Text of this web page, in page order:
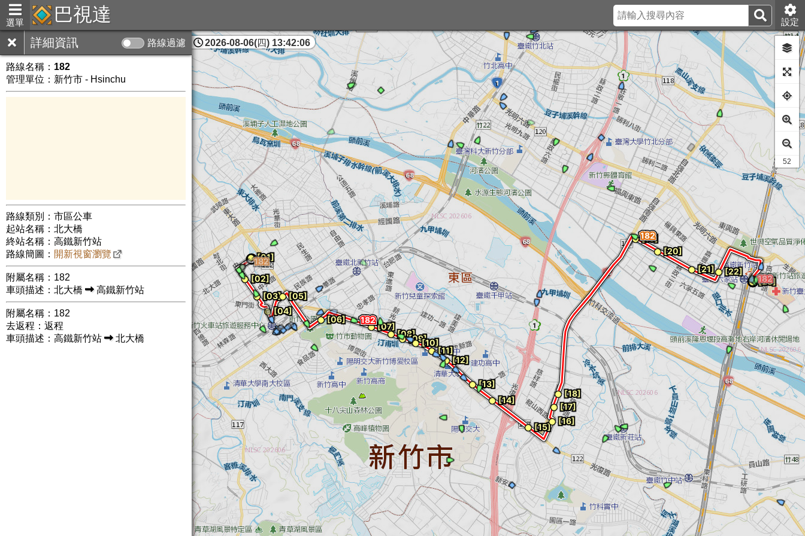
選單 巴視達 設定
詳細資訊 路線過濾
路線名稱： 182
管理單位：新竹市 - Hsinchu
路線類別：市區公車
起站名稱：北大橋
終站名稱：高鐵新竹站
路線簡圖： 開新視窗瀏覽
附屬名稱：182
車頭描述：北大橋
高鐵新竹站
附屬名稱：182
去返程：返程
車頭描述：高鐵新竹站
北大橋
新竹市
2026-08-06(四) 13:42:07
44